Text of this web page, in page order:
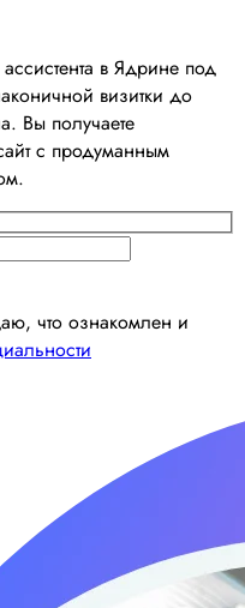
в Ядрине под
визитки до
Вы получаете
с продуманным
что ознакомлен и